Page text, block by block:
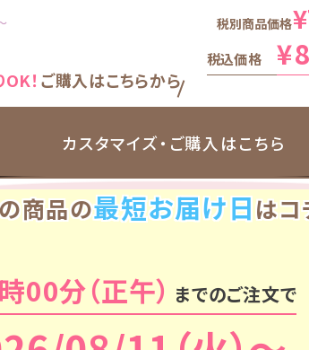
税別商品価格¥
税込価格 ¥
！ ご購入はこちらから
カスタマイズ・ ご購入はこちら
商品の最短お届け日はコ
00分 までのご注文で